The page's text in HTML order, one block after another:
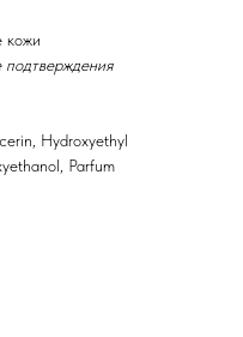
кожи
Hydroxyethyl
Parfum